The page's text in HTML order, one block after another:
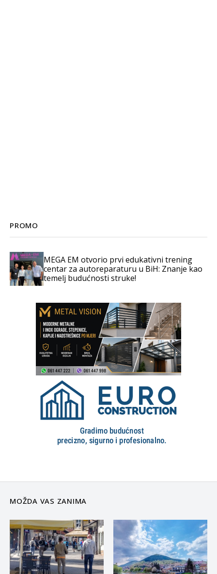
PROMO
MEGA EM otvorio prvi edukativni trening
centar za autoreparaturu u BiH: Znanje kao
temelj budućnosti struke!
MOŽDA VAS ZANIMA